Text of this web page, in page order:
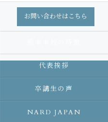
お問い合わせはこちら
代表挨拶
卒講生の声
NARD JAPAN